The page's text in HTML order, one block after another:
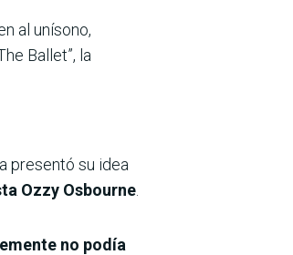
al unísono,
Ballet”, la
presentó su idea
Ozzy Osbourne
no podía